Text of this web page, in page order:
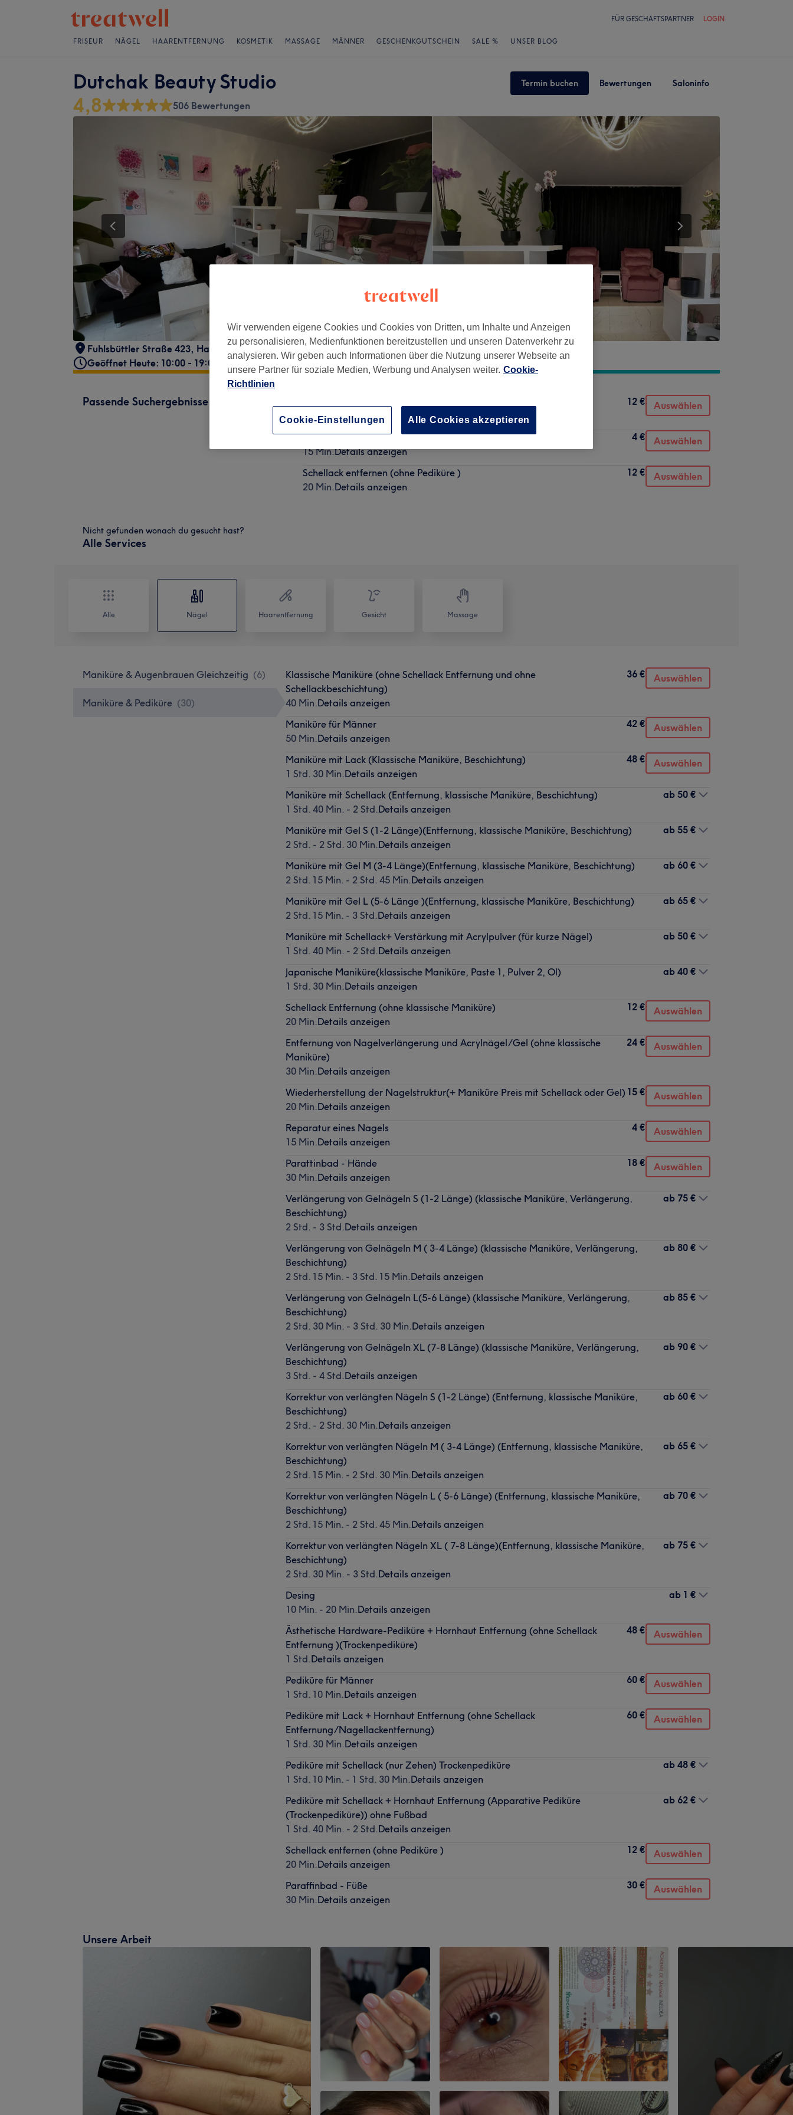
FÜR GESCHÄFTSPARTNER LOGIN
FRISEUR NÄGEL HAARENTFERNUNG KOSMETIK MASSAGE MÄNNER GESCHENKGUTSCHEIN SALE % UNSER BLOG
Dutchak Beauty Studio Termin buchen Bewertungen Saloninfo
4,8 506 Bewertungen
Fuhlsbüttler Straße 423, Hamburg, Barmbek Nord, 22309
Geöffnet Heute: 10:00 - 19:00
Passende Suchergebnisse
20 Min.Details anzeigen
12 € Auswählen
Reparatur eines Nagels
15 Min.Details anzeigen
4 € Auswählen
Schellack entfernen (ohne Pediküre )
20 Min.Details anzeigen
12 € Auswählen
Nicht gefunden wonach du gesucht hast?
Alle Services
Alle Nägel Haarentfernung Gesicht Massage
Maniküre & Augenbrauen Gleichzeitig (6)
Maniküre & Pediküre (30)
Klassische Maniküre (ohne Schellack Entfernung und ohne
Schellackbeschichtung)
40 Min.Details anzeigen
36 € Auswählen
Maniküre für Männer
50 Min.Details anzeigen
42 € Auswählen
Maniküre mit Lack (Klassische Maniküre, Beschichtung)
1 Std. 30 Min.Details anzeigen
48 € Auswählen
Maniküre mit Schellack (Entfernung, klassische Maniküre, Beschichtung)
1 Std. 40 Min. - 2 Std.Details anzeigen
ab 50 €
Maniküre mit Gel S (1-2 Länge)(Entfernung, klassische Maniküre, Beschichtung)
2 Std. - 2 Std. 30 Min.Details anzeigen
ab 55 €
Maniküre mit Gel M (3-4 Länge)(Entfernung, klassische Maniküre, Beschichtung)
2 Std. 15 Min. - 2 Std. 45 Min.Details anzeigen
ab 60 €
Maniküre mit Gel L (5-6 Länge )(Entfernung, klassische Maniküre, Beschichtung)
2 Std. 15 Min. - 3 Std.Details anzeigen
ab 65 €
Maniküre mit Schellack+ Verstärkung mit Acrylpulver (für kurze Nägel)
1 Std. 40 Min. - 2 Std.Details anzeigen
ab 50 €
Japanische Maniküre(klassische Maniküre, Paste 1, Pulver 2, Ol)
1 Std. 30 Min.Details anzeigen
ab 40 €
Schellack Entfernung (ohne klassische Maniküre)
20 Min.Details anzeigen
12 € Auswählen
Entfernung von Nagelverlängerung und Acrylnägel/Gel (ohne klassische
Maniküre)
30 Min.Details anzeigen
24 € Auswählen
Wiederherstellung der Nagelstruktur(+ Maniküre Preis mit Schellack oder Gel)
20 Min.Details anzeigen
15 € Auswählen
Reparatur eines Nagels
15 Min.Details anzeigen
4 € Auswählen
Parattinbad - Hände
30 Min.Details anzeigen
18 € Auswählen
Verlängerung von Gelnägeln S (1-2 Länge) (klassische Maniküre, Verlängerung,
Beschichtung)
2 Std. - 3 Std.Details anzeigen
ab 75 €
Verlängerung von Gelnägeln M ( 3-4 Länge) (klassische Maniküre, Verlängerung,
Beschichtung)
2 Std. 15 Min. - 3 Std. 15 Min.Details anzeigen
ab 80 €
Verlängerung von Gelnägeln L(5-6 Länge) (klassische Maniküre, Verlängerung,
Beschichtung)
2 Std. 30 Min. - 3 Std. 30 Min.Details anzeigen
ab 85 €
Verlängerung von Gelnägeln XL (7-8 Länge) (klassische Maniküre, Verlängerung,
Beschichtung)
3 Std. - 4 Std.Details anzeigen
ab 90 €
Korrektur von verlängten Nägeln S (1-2 Länge) (Entfernung, klassische Maniküre,
Beschichtung)
2 Std. - 2 Std. 30 Min.Details anzeigen
ab 60 €
Korrektur von verlängten Nägeln M ( 3-4 Länge) (Entfernung, klassische Maniküre,
Beschichtung)
2 Std. 15 Min. - 2 Std. 30 Min.Details anzeigen
ab 65 €
Korrektur von verlängten Nägeln L ( 5-6 Länge) (Entfernung, klassische Maniküre,
Beschichtung)
2 Std. 15 Min. - 2 Std. 45 Min.Details anzeigen
ab 70 €
Korrektur von verlängten Nägeln XL ( 7-8 Länge)(Entfernung, klassische Maniküre,
Beschichtung)
2 Std. 30 Min. - 3 Std.Details anzeigen
ab 75 €
Desing
10 Min. - 20 Min.Details anzeigen
ab 1 €
Ästhetische Hardware-Pediküre + Hornhaut Entfernung (ohne Schellack
Entfernung )(Trockenpediküre)
1 Std.Details anzeigen
48 € Auswählen
Pediküre für Männer
1 Std. 10 Min.Details anzeigen
60 € Auswählen
Pediküre mit Lack + Hornhaut Entfernung (ohne Schellack
Entfernung/Nagellackentfernung)
1 Std. 30 Min.Details anzeigen
60 € Auswählen
Pediküre mit Schellack (nur Zehen) Trockenpediküre
1 Std. 10 Min. - 1 Std. 30 Min.Details anzeigen
ab 48 €
Pediküre mit Schellack + Hornhaut Entfernung (Apparative Pediküre
(Trockenpediküre)) ohne Fußbad
1 Std. 40 Min. - 2 Std.Details anzeigen
ab 62 €
Schellack entfernen (ohne Pediküre )
20 Min.Details anzeigen
12 € Auswählen
Paraffinbad - Füße
30 Min.Details anzeigen
30 € Auswählen
Unsere Arbeit
Wir verwenden eigene Cookies und Cookies von Dritten, um Inhalte und Anzeigen
zu personalisieren, Medienfunktionen bereitzustellen und unseren Datenverkehr zu
analysieren. Wir geben auch Informationen über die Nutzung unserer Webseite an
unsere Partner für soziale Medien, Werbung und Analysen weiter. Cookie-
Richtlinien
Cookie-Einstellungen Alle Cookies akzeptieren